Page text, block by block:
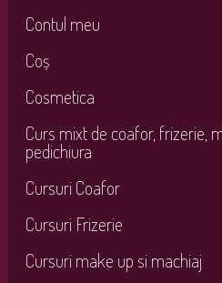
Contul meu
Coș
Cosmetica
Curs mixt de coafor, frizerie,
pedichiura
Cursuri Coafor
Cursuri Frizerie
Cursuri make up si machiaj